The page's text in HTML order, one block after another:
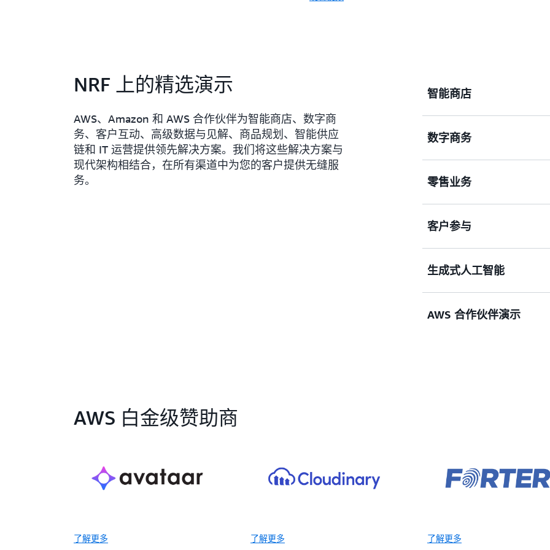
NRF 上的精选演示
AWS、Amazon 和 AWS 合作伙伴为智能商店、数字商
务、客户互动、高级数据与见解、商品规划、智能供应
链和 IT 运营提供领先解决方案。我们将这些解决方案与
现代架构相结合，在所有渠道中为您的客户提供无缝服
务。
智能商店
利用生成式人工智能、计
数字商务
利用人工智能、增强现实
化。
零售业务
优化零售业务的方方面面
客户参与
通过以客户为中心、数据
生成式人工智能
了解如何使用 Amazon
AWS 合作伙伴演示
AWS 白金级赞助商
了解更多 了解更多 了解更多